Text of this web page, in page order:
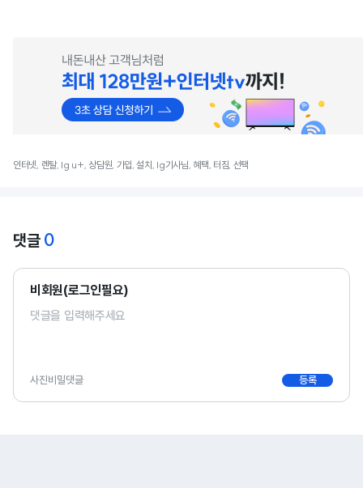
인터넷, 렌탈, lg u+, 상담원, 가입, 설치, lg기사님, 혜택, 터짐, 선택
댓글 0
비회원(로그인필요)
사진비밀댓글 등록